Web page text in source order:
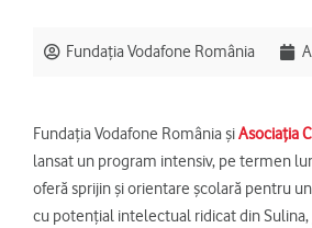
Fundația Vodafone România
Fundația Vodafone România șiAsociația
lansat un program intensiv, pe termen
oferă sprijin și orientare școlară pentru
cu potențial intelectual ridicat din